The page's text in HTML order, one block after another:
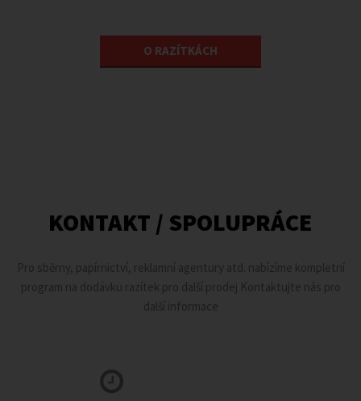
O RAZÍTKÁCH
KONTAKT / SPOLUPRÁCE
Pro sběrny, papírnictví, reklamní agentury atd. nabízíme kompletní
program na dodávku razítek pro další prodej Kontaktujte nás pro
další informace